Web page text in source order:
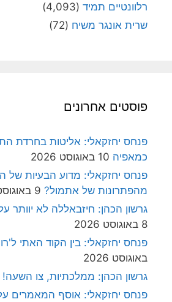
רלוונטיים תמיד (4,093)
שרית אונגר משיח (72)
פוסטים אחרונים
פנחס יחזקאלי: אליטות בחרדת
כמאפיה 10 באוגוסט 2026
פנחס יחזקאלי: מדוע הבעיות של
מהפתרונות של אתמול? 9 באוגוסט 2026
גרשון הכהן: חיזבאללה לא יוותר
8 באוגוסט 2026
פנחס יחזקאלי: בין הקוד האתי
באוגוסט 2026
גרשון הכהן: ממלכתיות, צו השעה!
פנחס יחזקאלי: אוסף המאמרים